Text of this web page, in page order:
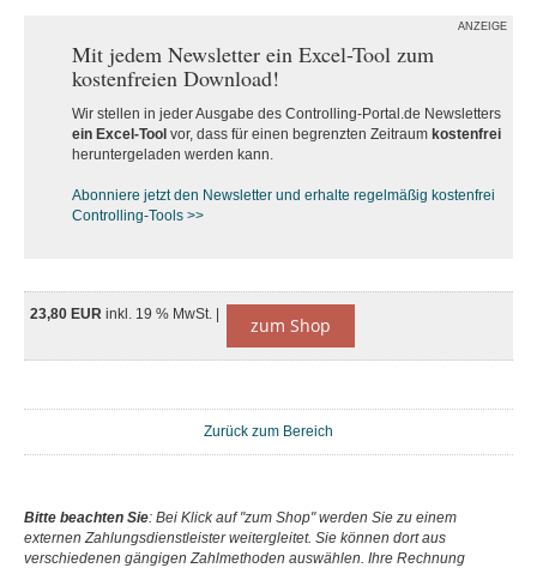
ANZEIGE
Mit jedem Newsletter ein Excel-Tool zum
kostenfreien Download!
Wir stellen in jeder Ausgabe des Controlling-Portal.de Newsletters
ein Excel-Tool vor, dass für einen begrenzten Zeitraum kostenfrei
heruntergeladen werden kann.
Abonniere jetzt den Newsletter und erhalte regelmäßig kostenfrei
Controlling-Tools >>
23,80 EUR inkl. 19 % MwSt. | zum Shop
Zurück zum Bereich
Bitte beachten Sie: Bei Klick auf "zum Shop" werden Sie zu einem
externen Zahlungsdienstleister weitergleitet. Sie können dort aus
verschiedenen gängigen Zahlmethoden auswählen. Ihre Rechnung